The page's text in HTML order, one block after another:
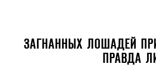
ЗАГНАННЫХ ЛОШАДЕЙ
ПРАВДА